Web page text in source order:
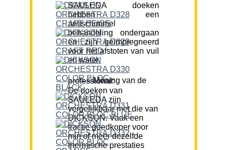
SAULEDA doeken
hebben een
antischimmel
behandeling ondergaan
en zijn geïmpregneerd
voor het afstoten van vuil
en water.
Mening van de professional:
De doeken van
SAULEDA zijn
vergelijkbaar met die van
DICKSON. Vaak een
fractie goedkoper voor
min of meer dezelfde
thermische prestaties